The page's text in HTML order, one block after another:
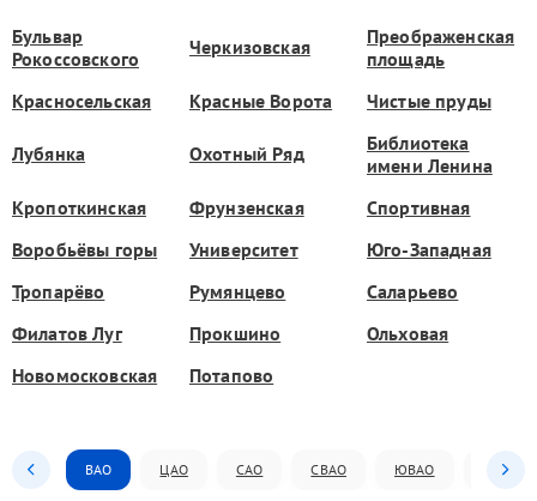
Бульвар
Рокоссовского
Черкизовская
Преображенская
площадь
Красносельская
Красные Ворота Чистые пруды
Лубянка Охотный Ряд
Библиотека
имени Ленина
Кропоткинская
Фрунзенская
Спортивная
Воробьёвы горы
Университет
Юго-Западная
Тропарёво
Румянцево
Саларьево
Филатов Луг
Прокшино
Ольховая
Новомосковская
Потапово
ВАО ЦАО САО СВАО ЮВАО ЮАО